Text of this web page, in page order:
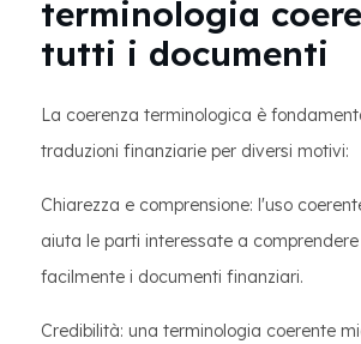
terminologia
tutti i documenti
La coerenza terminologica è
traduzioni finanziarie per diversi motivi:
Chiarezza e comprensione: l'uso
aiuta le parti interessate a
facilmente i documenti finanziari.
Credibilità: una terminologia coerente